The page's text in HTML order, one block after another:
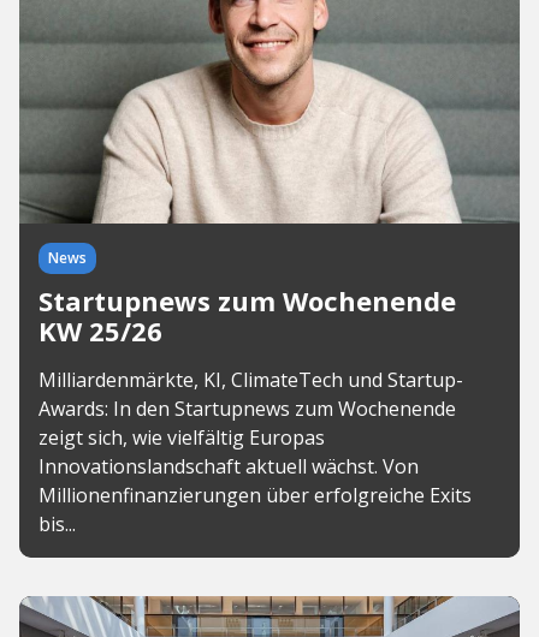
News
Startupnews zum Wochenende
KW 25/26
Milliardenmärkte, KI, ClimateTech und Startup-
Awards: In den Startupnews zum Wochenende
zeigt sich, wie vielfältig Europas
Innovationslandschaft aktuell wächst. Von
Millionenfinanzierungen über erfolgreiche Exits
bis...